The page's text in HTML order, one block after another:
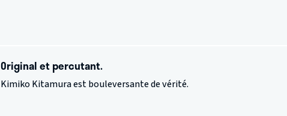
Original et percutant.
Kimiko Kitamura est bouleversante de vérité.